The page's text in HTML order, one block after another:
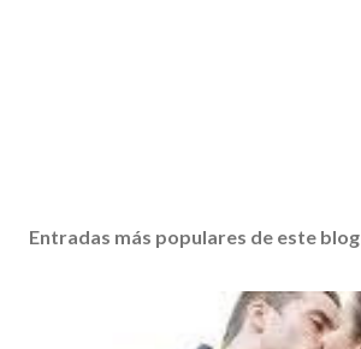
Entradas más populares de este blog